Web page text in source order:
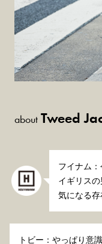
about Tweed
フイナム
イギリス
気になる
トビー：やっぱり意